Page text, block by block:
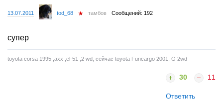
13.07.2011 tod_68 тамбов Сообщений: 192
супер
toyota corsa 1995 ,axx ,el-51 ,2 wd, сейчас toyota Funcargo 2001, G 2wd
30 11
Ответить